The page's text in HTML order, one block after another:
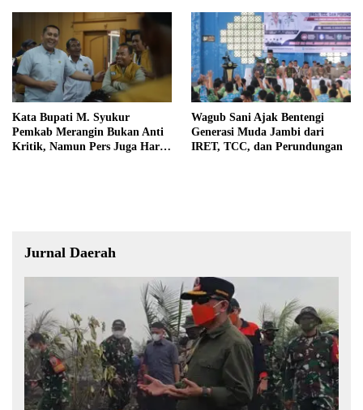
Kata Bupati M. Syukur
Pemkab Merangin Bukan Anti
Kritik, Namun Pers Juga Harus
Wagub Sani Ajak Bentengi
Generasi Muda Jambi dari
IRET, TCC, dan Perundungan
Jurnal Daerah